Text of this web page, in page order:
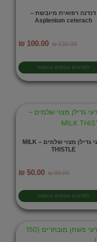
דנדנה רפואית מיובשת –
Asplenium ceterach
₪130.00
המחיר
היה:
₪ 130.00.
₪ 100.00
₪ 100.00.
לפרטים נוספים והזמנה
זרעי גדילן מצוי שלמים – MILK
THISTLE
₪80.00
המחיר
היה:
₪ 80.00.
₪ 50.00
₪ 50.00.
לפרטים נוספים והזמנה